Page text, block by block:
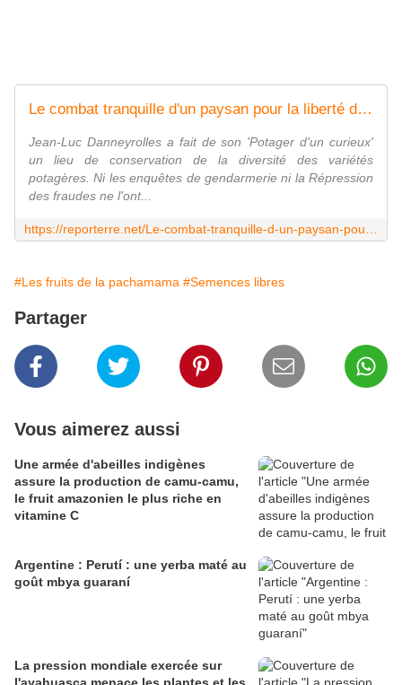
Le combat tranquille d'un paysan pour la liberté des semences
Jean-Luc Danneyrolles a fait de son 'Potager d'un curieux'
un lieu de conservation de la diversité des variétés
potagères. Ni les enquêtes de gendarmerie ni la Répression
des fraudes ne l'ont...
#Les fruits de la pachamama #Semences libres
Partager
Vous aimerez aussi
Une armée d'abeilles indigènes
assure la production de camu-camu,
le fruit amazonien le plus riche en
vitamine C
Argentine : Perutí : une yerba maté au
goût mbya guaraní
La pression mondiale exercée sur